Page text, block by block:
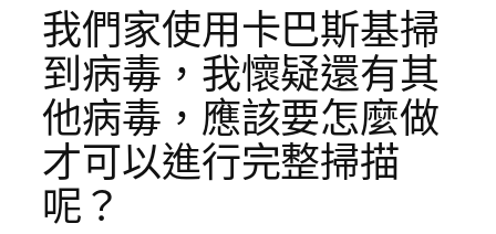
我們家使用卡巴斯基掃
到病毒，我懷疑還有其
他病毒，應該要怎麼做
才可以進行完整掃描
呢？